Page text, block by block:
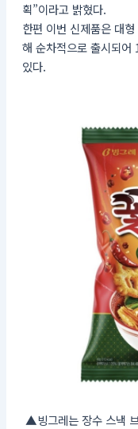
획”이라고 밝혔다.
한편 이번 신제품은 대
해 순차적으로 출시되어
있다.
▲빙그레는 장수 스낵 브